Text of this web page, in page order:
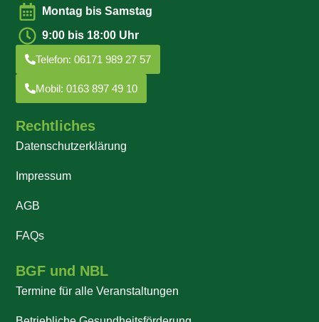
BGF und NBL
Termine für alle Veranstaltungen
Rechtliches
Datenschutzerklärung
Impressum
AGB
FAQs
Montag bis Samstag
9:00 bis 18:00 Uhr
Telefon: 06171 989 27 57
Mobil: 0163 897 49 10